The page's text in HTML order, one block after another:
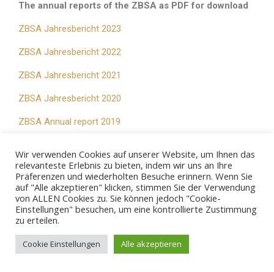
The annual reports of the ZBSA as PDF for download
ZBSA Jahresbericht 2023
ZBSA Jahresbericht 2022
ZBSA Jahresbericht 2021
ZBSA Jahresbericht 2020
ZBSA Annual report 2019
ZBSA Annual report 2017
© 2026 - ZBSA
Imprint
Privacy policy
Wir verwenden Cookies auf unserer Website, um Ihnen das
relevanteste Erlebnis zu bieten, indem wir uns an Ihre
Präferenzen und wiederholten Besuche erinnern. Wenn Sie
auf "Alle akzeptieren" klicken, stimmen Sie der Verwendung
von ALLEN Cookies zu. Sie können jedoch "Cookie-
Einstellungen" besuchen, um eine kontrollierte Zustimmung
zu erteilen.
Cookie Einstellungen Alle akzeptieren